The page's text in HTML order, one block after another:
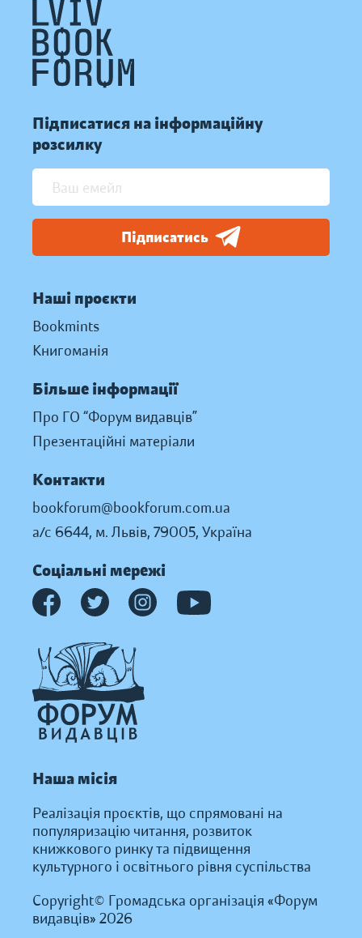
Підписатися на інформаційну
розсилку
Підписатись
Наші проєкти
Bookmints
Книгоманія
Більше інформації
Про ГО “Форум видавців”
Презентаційні матеріали
Контакти
bookforum@bookforum.com.ua
а/с 6644, м. Львів, 79005, Україна
Соціальні мережі
Наша місія
Реалізація проєктів, що спрямовані на
популяризацію читання, розвиток
книжкового ринку та підвищення
культурного і освітнього рівня суспільства
Copyright© Громадська організація «Форум
видавців» 2026